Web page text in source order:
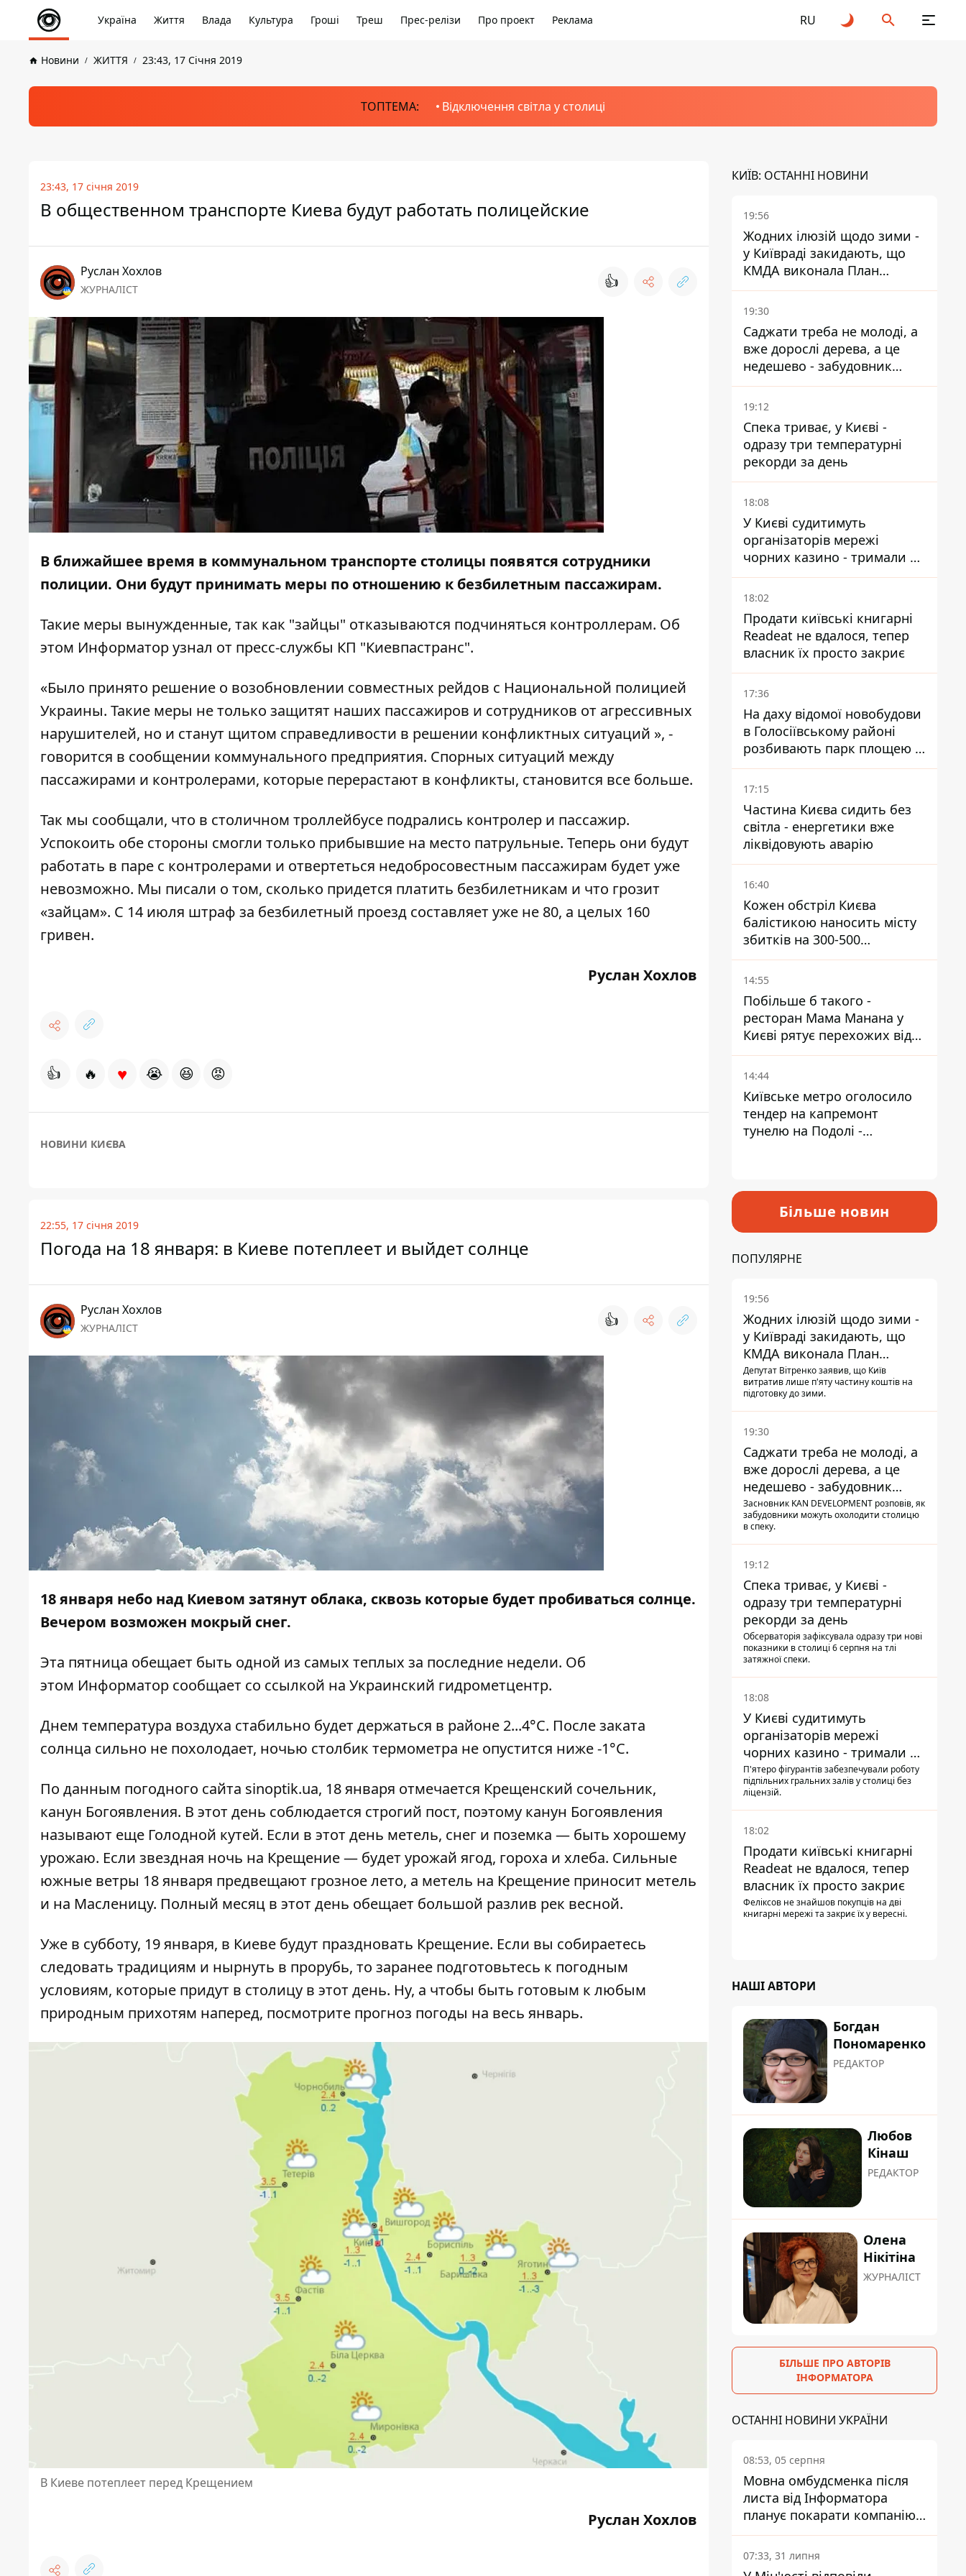
Україна Життя Влада Культура Гроші Треш Прес-релізи Про проект Реклама RU
Новини ЖИТТЯ 23:43, 17 Січня 2019
ТОПТЕМА: Відключення світла у столиці
23:43, 17 січня 2019
В общественном транспорте Киева будут работать полицейские
Руслан Хохлов
ЖУРНАЛІСТ 👍
В ближайшее время в коммунальном транспорте столицы появятся сотрудники
полиции. Они будут принимать меры по отношению к безбилетным пассажирам.
Такие меры вынужденные, так как "зайцы" отказываются подчиняться контроллерам. Об
этом Информаторузнал от пресс-службы КП "Киевпастранс".
«Было принято решение о возобновлении совместных рейдов с Национальной полицией
Украины. Такие меры не только защитят наших пассажиров и сотрудников от агрессивных
нарушителей, но и станут щитом справедливости в решении конфликтных ситуаций », -
говорится в сообщении коммунального предприятия. Спорных ситуаций между
пассажирами и контролерами, которые перерастают в конфликты, становится все больше.
Так мы сообщали, что в столичном троллейбусе подрались контролер и пассажир.
Успокоить обе стороны смогли только прибывшие на место патрульные. Теперь они будут
работать в паре с контролерами и отвертеться недобросовестным пассажирам будет уже
невозможно. Мы писали о том, сколько придется платить безбилетникам и что грозит
«зайцам». С 14 июля штраф за безбилетный проезд составляет уже не 80, а целых 160
гривен.
Руслан Хохлов
👍 🔥 ♥ 😭 😆 😡
НОВИНИ КИЄВА
22:55, 17 січня 2019
Погода на 18 января: в Киеве потеплеет и выйдет солнце
Руслан Хохлов
ЖУРНАЛІСТ 👍
18 января небо над Киевом затянут облака, сквозь которые будет пробиваться солнце.
Вечером возможен мокрый снег.
Эта пятница обещает быть одной из самых теплых за последние недели. Об
этом Информатор сообщает со ссылкой на Украинский гидрометцентр.
Днем температура воздуха стабильно будет держаться в районе 2...4°C. После заката
солнца сильно не похолодает, ночью столбик термометра не опустится ниже -1°C.
По данным погодного сайта sinoptik.ua, 18 января отмечается Крещенский сочельник,
канун Богоявления. В этот день соблюдается строгий пост, поэтому канун Богоявления
называют еще Голодной кутей. Если в этот день метель, снег и поземка — быть хорошему
урожаю. Если звездная ночь на Крещение — будет урожай ягод, гороха и хлеба. Сильные
южные ветры 18 января предвещают грозное лето, а метель на Крещение приносит метель
и на Масленицу. Полный месяц в этот день обещает большой разлив рек весной.
Уже в субботу, 19 января, в Киеве будут праздновать Крещение. Если вы собираетесь
следовать традициям и нырнуть в прорубь, то заранее подготовьтесь к погодным
условиям, которые придут в столицу в этот день. Ну, а чтобы быть готовым к любым
природным прихотям наперед, посмотрите прогноз погоды на весь январь.
В Киеве потеплеет перед Крещением
Руслан Хохлов
КИЇВ: ОСТАННІ НОВИНИ
19:56
Жодних ілюзій щодо зими -
у Київраді закидають, що
КМДА виконала План
стійкості на 20%
19:30
Саджати треба не молоді, а
вже дорослі дерева, а це
недешево - забудовник
Ніконов
19:12
Спека триває, у Києві -
одразу три температурні
рекорди за день
18:08
У Києві судитимуть
організаторів мережі
чорних казино - тримали 39
закладів
18:02
Продати київські книгарні
Readeat не вдалося, тепер
власник їх просто закриє
17:36
На даху відомої новобудови
в Голосіївському районі
розбивають парк площею в
гектар
17:15
Частина Києва сидить без
світла - енергетики вже
ліквідовують аварію
16:40
Кожен обстріл Києва
балістикою наносить місту
збитків на 300-500
мільйонів - Петро
Пантелеєв
14:55
Побільше б такого -
ресторан Мама Манана у
Києві рятує перехожих від
спеки
14:44
Київське метро оголосило
тендер на капремонт
тунелю на Подолі -
Більше новин
ПОПУЛЯРНЕ
19:56
Жодних ілюзій щодо зими -
у Київраді закидають, що
КМДА виконала План
стійкості на 20%
Депутат Вітренко заявив, що Київ
витратив лише п'яту частину коштів на
підготовку до зими.
19:30
Саджати треба не молоді, а
вже дорослі дерева, а це
недешево - забудовник
Ніконов
Засновник KAN DEVELOPMENT розповів, як
забудовники можуть охолодити столицю
в спеку.
19:12
Спека триває, у Києві -
одразу три температурні
рекорди за день
Обсерваторія зафіксувала одразу три нові
показники в столиці 6 серпня на тлі
затяжної спеки.
18:08
У Києві судитимуть
організаторів мережі
чорних казино - тримали 39
закладів
П'ятеро фігурантів забезпечували роботу
підпільних гральних залів у столиці без
ліцензій.
18:02
Продати київські книгарні
Readeat не вдалося, тепер
власник їх просто закриє
Феліксов не знайшов покупців на дві
книгарні мережі та закриє їх у вересні.
НАШІ АВТОРИ
Богдан
Пономаренко
РЕДАКТОР
Любов
Кінаш
РЕДАКТОР
Олена
Нікітіна
ЖУРНАЛІСТ
БІЛЬШЕ ПРО АВТОРІВ
ІНФОРМАТОРА
ОСТАННІ НОВИНИ УКРАЇНИ
08:53, 05 серпня
Мовна омбудсменка після
листа від Інформатора
планує покарати компанію-
підрядника ПриватБанку
07:33, 31 липня